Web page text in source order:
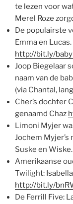
te lezen voor
Merel Roze
De populairste
Emma en
http://bit.ly/
Joop Biegelaar
naam van de
(via Chantal,
Cher’s dochter
genaamd Chaz
Limoni Myjer
Jochem
Suske en Wiske.
Amerikaanse
Twilight:
http://bit.ly/
De Ferrill Five: